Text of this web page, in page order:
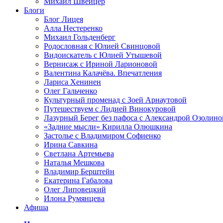
Блоги
Блог Лицея
Алла Нестеренко
Михаил Гольденберг
Родословная с Юлией Свинцовой
Видоискатель с Юлией Утышевой
Вернисаж с Ириной Ларионовой
Валентина Калачёва. Впечатления
Лариса Хенинен
Олег Гальченко
Культурный променад с Зоей Арнаутовой
Путешествуем с Лидией Винокуровой
Лазурный Берег без пафоса с Александрой
«Задние мысли» Кирилла Олюшкина
Застолье с Владимиром Софиенко
Ирина Савкина
Светлана Артемьева
Наталья Мешкова
Владимир Берштейн
Екатерина Габалова
Олег Липовецкий
Илона Румянцева
Афиша